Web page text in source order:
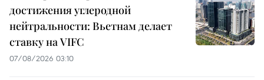
достижения углеродной
нейтральности: Вьетнам делает
ставку на VIFC
07/08/2026 03:10